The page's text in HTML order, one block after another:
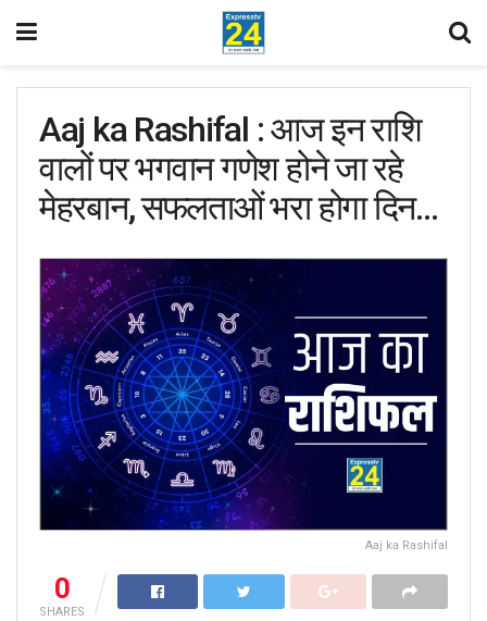
Aaj ka Rashifal : आज इन राशि
वालों पर भगवान गणेश होने जा रहे
मेहरबान, सफलताओं भरा होगा दिन…
Aaj ka Rashifal
0
SHARES